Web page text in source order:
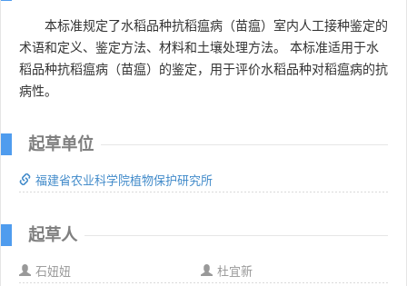
本标准规定了水稻品种抗稻瘟病（苗瘟）室内人工接种鉴定的
术语和定义、鉴定方法、材料和土壤处理方法。 本标准适用于水
稻品种抗稻瘟病（苗瘟）的鉴定，用于评价水稻品种对稻瘟病的抗
病性。
起草单位
福建省农业科学院植物保护研究所
起草人
石妞妞
杜宜新